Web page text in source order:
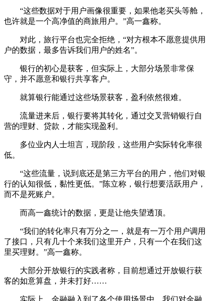
“这些数据对于用户画像很重要，如果他老买头等舱，
也许就是一个高净值的商旅用户。”高一鑫称。
对此，旅行平台也完全拒绝，“对方根本不愿意提供用
户的数据，最多告诉我们用户的姓名”。
银行的初心是获客，但实际上，大部分场景非常保
守，并不愿意和银行共享客户。
就算银行能通过这些场景获客，盈利依然很难。
流量进来后，银行要将其转化，通过交叉营销银行自
营的理财、贷款，才能实现盈利。
多位业内人士坦言，现阶段，这些用户实际转化率很
低。
“这些流量，说到底还是第三方平台的用户，他们对银
行的认知很低，黏性更低。”陈立称，银行想要活跃用户，
而不是死账户。
而高一鑫统计的数据，更是让他失望透顶。
“我们的转化率只有万分之一，就是有一万个用户调用
了接口，只有几十个来我们这里开户，只有一个在我们这
里买理财。”高一鑫称。
大部分开放银行的实践者称，目前想通过开放银行获
客的如意算盘，并未打好……
实际上，金融融入到了各个使用场景中，我们对金融